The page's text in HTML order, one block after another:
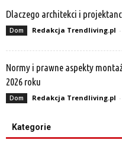
Dlaczego architekci i
Dom Redakcja Trendliving.pl -
Normy i prawne aspekty
2026 roku
Dom Redakcja Trendliving.pl -
Kategorie